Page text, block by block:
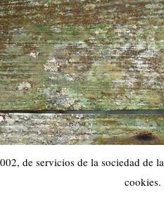
de servicios de la sociedad de
cookies.